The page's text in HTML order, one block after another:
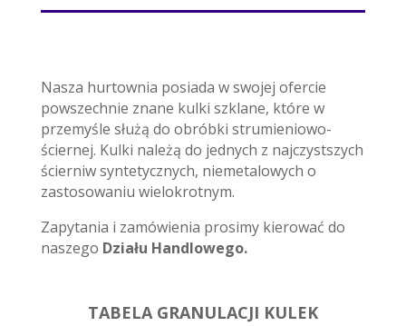
Nasza hurtownia posiada w swojej ofercie
powszechnie znane kulki szklane, które w
przemyśle służą do obróbki strumieniowo-
ściernej. Kulki należą do jednych z najczystszych
ścierniw syntetycznych, niemetalowych o
zastosowaniu wielokrotnym.
Zapytania i zamówienia prosimy kierować do
naszego Działu Handlowego.
TABELA GRANULACJI KULEK